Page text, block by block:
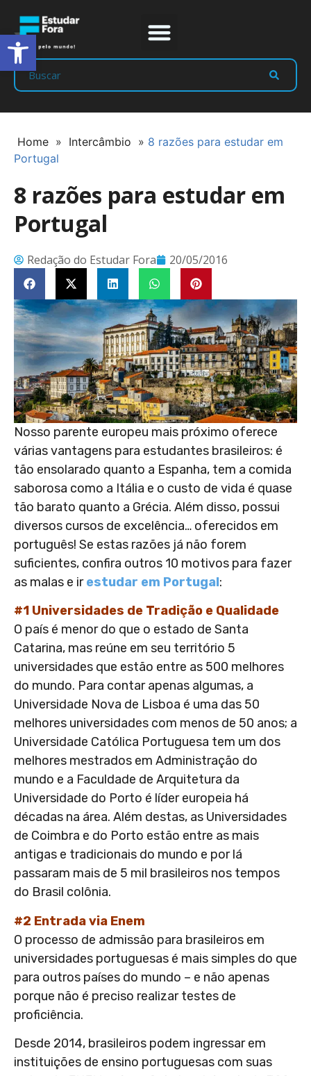
Home » Intercâmbio » 8 razões para estudar em
Portugal
8 razões para estudar em
Portugal
Redação do Estudar Fora 20/05/2016
Nosso parente europeu mais próximo oferece
várias vantagens para estudantes brasileiros: é
tão ensolarado quanto a Espanha, tem a comida
saborosa como a Itália e o custo de vida é quase
tão barato quanto a Grécia. Além disso, possui
diversos cursos de excelência… oferecidos em
português! Se estas razões já não forem
suficientes, confira outros 10 motivos para fazer
as malas e irestudar em Portugal:
#1 Universidades de Tradição e Qualidade
O país é menor do que o estado de Santa
Catarina, mas reúne em seu território 5
universidades que estão entre as 500 melhores
do mundo. Para contar apenas algumas, a
Universidade Nova de Lisboa é uma das 50
melhores universidades com menos de 50 anos; a
Universidade Católica Portuguesa tem um dos
melhores mestrados em Administração do
mundo e a Faculdade de Arquitetura da
Universidade do Porto é líder europeia há
décadas na área. Além destas, as Universidades
de Coimbra e do Porto estão entre as mais
antigas e tradicionais do mundo e por lá
passaram mais de 5 mil brasileiros nos tempos
do Brasil colônia.
#2 Entrada via Enem
O processo de admissão para brasileiros em
universidades portuguesas é mais simples do que
para outros países do mundo – e não apenas
porque não é preciso realizar testes de
proficiência.
Desde 2014, brasileiros podem ingressar em
instituições de ensino portuguesas com suas
Abrir a barra de ferramentas